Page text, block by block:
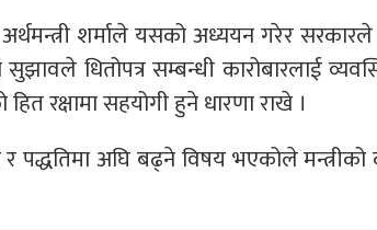
शर्माले यसको अध्ययन गरेर
सुझावले धितोपत्र सम्बन्धी कारोबारलाई
रक्षामा सहयोगी हुने धारणा राखे ।
पद्धतिमा अघि बढ्ने विषय भएकोले